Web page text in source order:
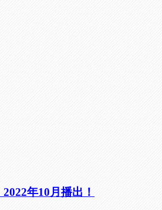
年10月播出！